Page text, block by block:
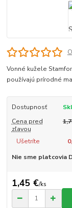
Vonné kužele
používajú prírodné
Dostupnosť
Cena pred
zľavou
Ušetríte
Nie sme platcovia
1,45 €/ks